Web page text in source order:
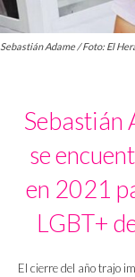
Sebastián Adame / Foto: El
Sebastián
se
en 2021
LGBT+
El cierre del año trajo